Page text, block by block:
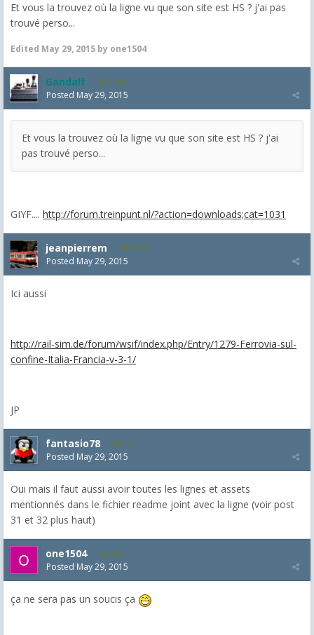
Et vous la trouvez où la ligne vu que son site est HS ? j'ai pas
trouvé perso...
Edited May 29, 2015 by one1504
Gandalf 2,463
Posted May 29, 2015
Et vous la trouvez où la ligne vu que son site est HS ? j'ai
pas trouvé perso...
GIYF.... http://forum.treinpunt.nl/?action=downloads;cat=1031
jeanpierrem 5,986
Posted May 29, 2015
Ici aussi
http://rail-sim.de/forum/wsif/index.php/Entry/1279-Ferrovia-sul-
confine-Italia-Francia-v-3-1/
JP
fantasio78 13
Posted May 29, 2015
Oui mais il faut aussi avoir toutes les lignes et assets
mentionnés dans le fichier readme joint avec la ligne (voir post
31 et 32 plus haut)
one1504 236
Posted May 29, 2015
ça ne sera pas un soucis ça